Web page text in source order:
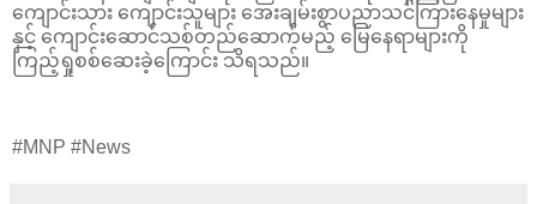
ကျောင်းသား ကျောင်းသူများ အေးချမ်းစွာပညာသင်ကြားနေမှုများ
နှင့် ကျောင်းဆောင်သစ်တည်ဆောက်မည့် မြေနေရာများကို
ကြည့်ရှုစစ်ဆေးခဲ့ကြောင်း သိရသည်။
#MNP #News